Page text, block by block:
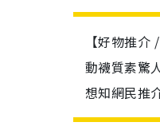
【好物推
動襪質素驚
想知網民推